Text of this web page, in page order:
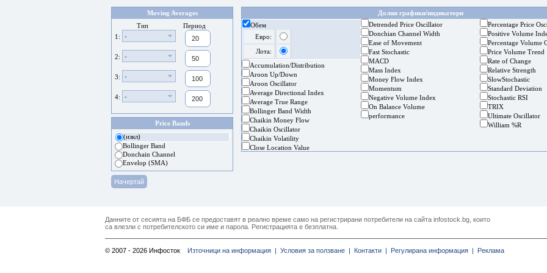
Moving Averages
Тип
Период
1:
-
2: -
3: -
4: -
Price Bands
(изкл)
Bollinger Band
Donchain Channel
Envelop (SMA)
Долни графики/индикатори
Обем
Евро:
Лота:
Accumulation/Distribution
Aroon Up/Down
Aroon Oscillator
Average Directional Index
Average True Range
Bollinger Band Width
Chaikin Money Flow
Chaikin Oscillator
Chaikin Volatility
Close Location Value
Detrended Price Oscillator
Donchian Channel Width
Ease of Movement
Fast Stochastic
MACD
Mass Index
Money Flow Index
Momentum
Negative Volume Index
On Balance Volume
performance
Percentage Price
Positive Volume
Percentage Volume
Price Volume Trend
Rate of Change
Relative Strength
SlowStochastic
Standard Deviation
Stochastic RSI
TRIX
Ultimate Oscillator
William %R
Данните от сесията на БФБ се предоставят в реално време само на регистрирани потребители на сайта infostock.bg, които
са влезли с потребителското си име и парола. Регистрацията е безплатна.
© 2007 - 2026 Инфосток Източници на информация | Условия за ползване | Контакти | Регулирана информация | Реклама